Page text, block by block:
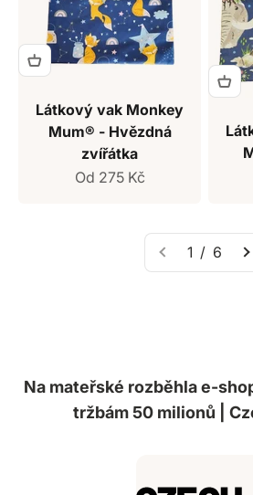
Látkový vak Monkey
Mum® - Hvězdná
zvířátka
Prodejní cena
Od 275 Kč
1 / 6
Na mateřské rozběhla e-
tržbám 50 milionů |